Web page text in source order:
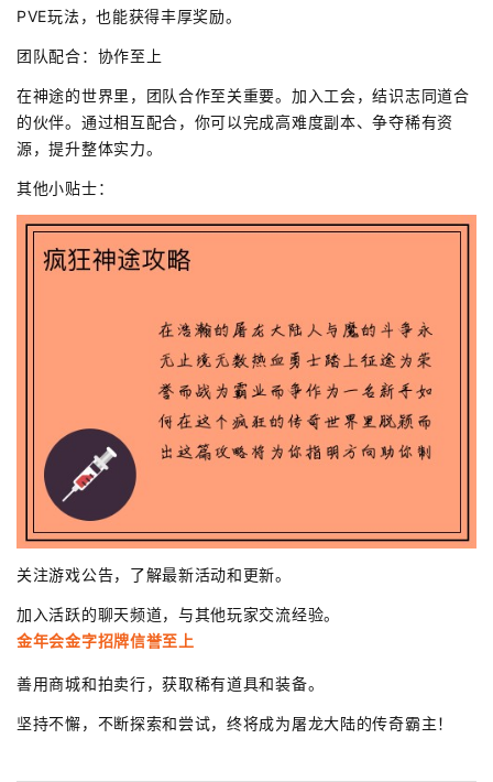
PVE玩法，也能获得丰厚奖励。
团队配合：协作至上
在神途的世界里，团队合作至关重要。加入工会，结识志同道合
的伙伴。通过相互配合，你可以完成高难度副本、争夺稀有资
源，提升整体实力。
其他小贴士：
关注游戏公告，了解最新活动和更新。
加入活跃的聊天频道，与其他玩家交流经验。
金年会金字招牌信誉至上
善用商城和拍卖行，获取稀有道具和装备。
坚持不懈，不断探索和尝试，终将成为屠龙大陆的传奇霸主！